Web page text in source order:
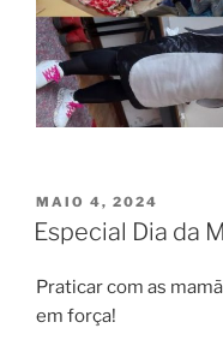
PUBLICADO
EM
MAIO 4, 2024
Especial Dia da
Praticar com as
em força!